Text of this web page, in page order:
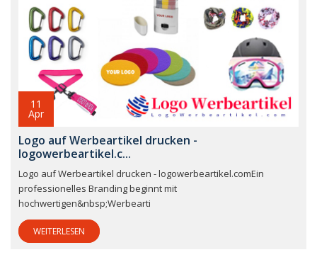
11
Apr
Logo auf Werbeartikel drucken -
logowerbeartikel.c...
Logo auf Werbeartikel drucken - logowerbeartikel.comEin
professionelles Branding beginnt mit
hochwertigen&nbsp;Werbearti
WEITERLESEN